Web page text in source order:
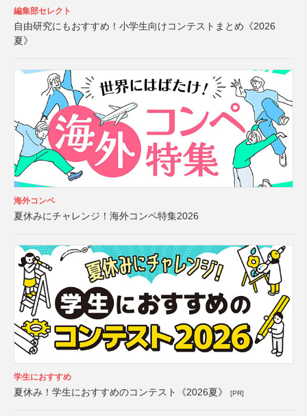
編集部セレクト
自由研究にもおすすめ！小学生向けコンテストまとめ《2026
夏》
海外コンペ
夏休みにチャレンジ！海外コンペ特集2026
学生におすすめ
夏休み！学生におすすめのコンテスト《2026夏》 [PR]